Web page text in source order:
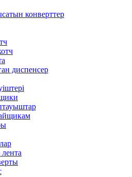
конверттер
диспенсер